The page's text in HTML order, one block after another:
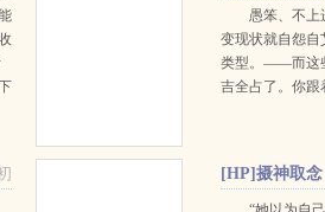
想型！？
愚笨、不上
变现状就自怨自
类型。——而这
吉全占了。你跟
大成人版本的
样、从容又自带
[HP]摄神取念